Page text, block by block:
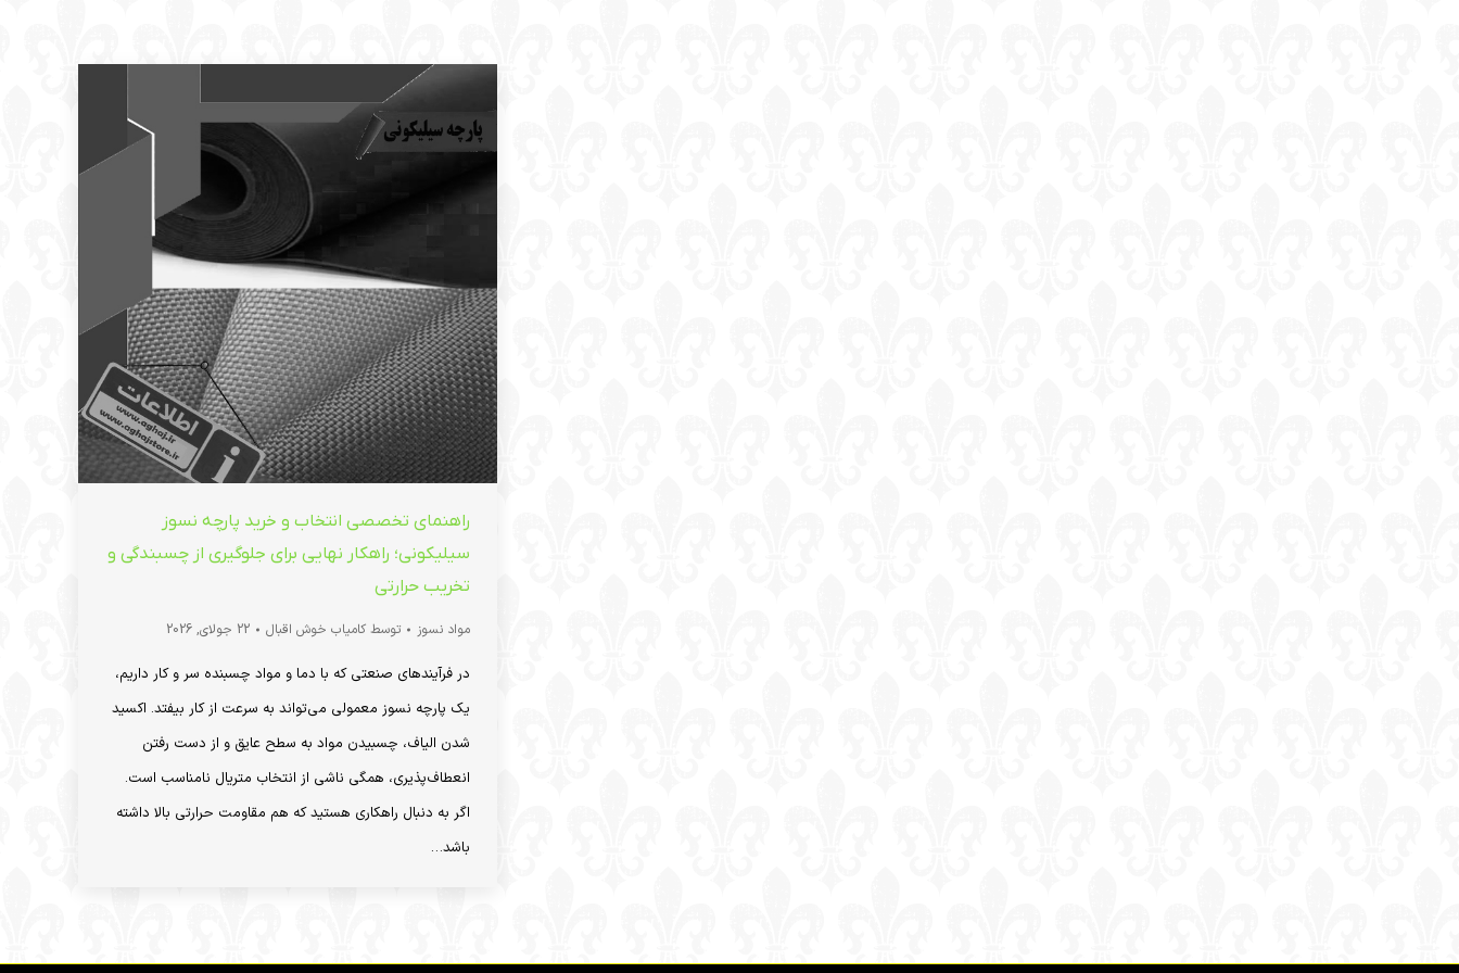
راهنمای تخصصی انتخاب و خرید پارچه نسوز
سیلیکونی؛ راهکار نهایی برای جلوگیری از چسبندگی و
تخریب حرارتی
مواد نسوز توسط کامیاب خوش اقبال 22 جولای, 2026
در فرآیندهای صنعتی که با دما و مواد چسبنده سر و کار داریم،
یک پارچه نسوز معمولی می‌تواند به سرعت از کار بیفتد. اکسید
شدن الیاف، چسبیدن مواد به سطح عایق و از دست رفتن
انعطاف‌پذیری، همگی ناشی از انتخاب متریال نامناسب است.
اگر به دنبال راهکاری هستید که هم مقاومت حرارتی بالا داشته
باشد…